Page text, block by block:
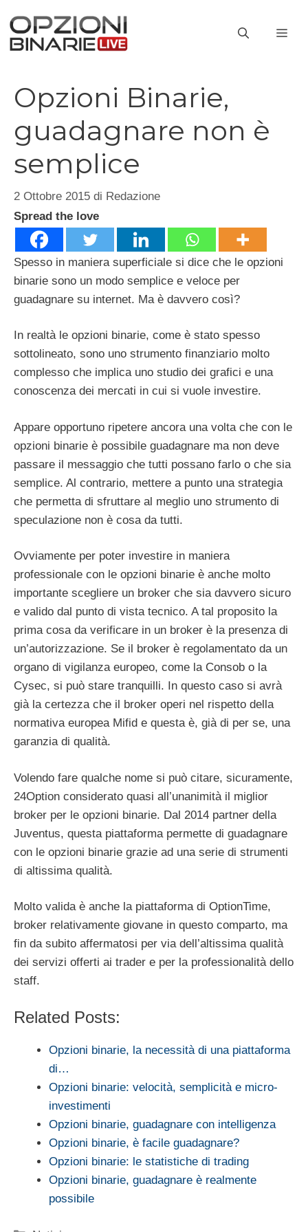
contenuto
Opzioni Binarie,
guadagnare non è
semplice
2 Ottobre 2015 di Redazione
Spread the love
Spesso in maniera superficiale si dice che le opzioni
binarie sono un modo semplice e veloce per
guadagnare su internet. Ma è davvero così?
In realtà le opzioni binarie, come è stato spesso
sottolineato, sono uno strumento finanziario molto
complesso che implica uno studio dei grafici e una
conoscenza dei mercati in cui si vuole investire.
Appare opportuno ripetere ancora una volta che con le
opzioni binarie è possibile guadagnare ma non deve
passare il messaggio che tutti possano farlo o che sia
semplice. Al contrario, mettere a punto una strategia
che permetta di sfruttare al meglio uno strumento di
speculazione non è cosa da tutti.
Ovviamente per poter investire in maniera
professionale con le opzioni binarie è anche molto
importante scegliere un broker che sia davvero sicuro
e valido dal punto di vista tecnico. A tal proposito la
prima cosa da verificare in un broker è la presenza di
un’autorizzazione. Se il broker è regolamentato da un
organo di vigilanza europeo, come la Consob o la
Cysec, si può stare tranquilli. In questo caso si avrà
già la certezza che il broker operi nel rispetto della
normativa europea Mifid e questa è, già di per se, una
garanzia di qualità.
Volendo fare qualche nome si può citare, sicuramente,
24Option considerato quasi all’unanimità il miglior
broker per le opzioni binarie. Dal 2014 partner della
Juventus, questa piattaforma permette di guadagnare
con le opzioni binarie grazie ad una serie di strumenti
di altissima qualità.
Molto valida è anche la piattaforma di OptionTime,
broker relativamente giovane in questo comparto, ma
fin da subito affermatosi per via dell’altissima qualità
dei servizi offerti ai trader e per la professionalità dello
staff.
Related Posts:
Opzioni binarie, la necessità di una piattaforma
di…
Opzioni binarie: velocità, semplicità e micro-
investimenti
Opzioni binarie, guadagnare con intelligenza
Opzioni binarie, è facile guadagnare?
Opzioni binarie: le statistiche di trading
Opzioni binarie, guadagnare è realmente
possibile